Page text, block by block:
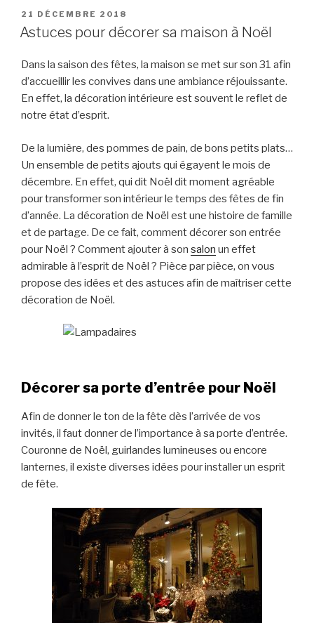
PUBLIÉ
LE
21 DÉCEMBRE 2018
Astuces pour décorer sa maison à Noël
Dans la saison des fêtes, la maison se met sur son 31 afin
d’accueillir les convives dans une ambiance réjouissante.
En effet, la décoration intérieure est souvent le reflet de
notre état d’esprit.
De la lumière, des pommes de pain, de bons petits plats…
Un ensemble de petits ajouts qui égayent le mois de
décembre. En effet, qui dit Noël dit moment agréable
pour transformer son intérieur le temps des fêtes de fin
d’année. La décoration de Noël est une histoire de famille
et de partage. De ce fait, comment décorer son entrée
pour Noël ? Comment ajouter à son salon un effet
admirable à l’esprit de Noël ? Pièce par pièce, on vous
propose des idées et des astuces afin de maîtriser cette
décoration de Noël.
Décorer sa porte d’entrée pour Noël
Afin de donner le ton de la fête dès l’arrivée de vos
invités, il faut donner de l’importance à sa porte d’entrée.
Couronne de Noël, guirlandes lumineuses ou encore
lanternes, il existe diverses idées pour installer un esprit
de fête.